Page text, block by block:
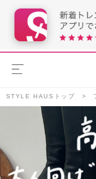
STYLE HAUSトップ